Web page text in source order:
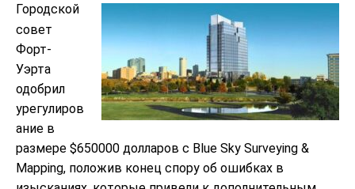
Городской
совет
Форт-
Уэрта
одобрил
урегулиров
ание в
размере $650000 долларов с Blue Sky Surveying &
Mapping, положив конец спору об ошибках в